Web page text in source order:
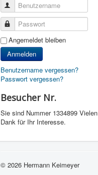
Benutzername
Passwort
Angemeldet bleiben
Anmelden
Benutzername vergessen?
Passwort vergessen?
Besucher Nr.
Sie sind Nummer 1334899 Vielen
Dank für Ihr Interesse.
© 2026 Hermann Keimeyer